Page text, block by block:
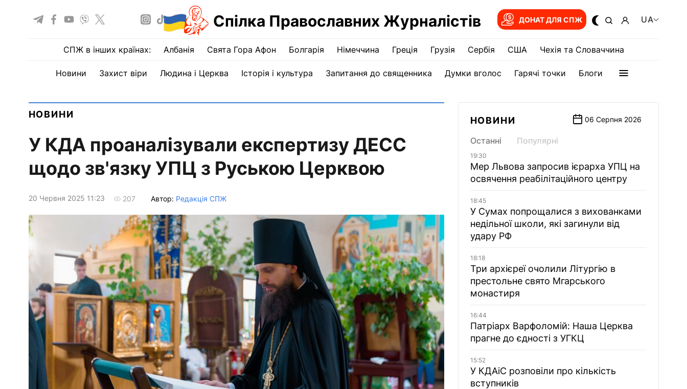
Спілка Православних Журналістів ДОНАТ ДЛЯ СПЖ UA
СПЖ в інших країнах: Албанія Свята Гора Афон Болгарія Німеччина Греція Грузія Сербія США Чехія та Словаччина
Новини Захист віри Людина і Церква Історія і культура Запитання до священника Думки вголос Гарячі точки Блоги
НОВИНИ
У КДА проаналізували експертизу ДЕСС
щодо зв'язку УПЦ з Руською Церквою
20 Червня 2025 11:23 207 Автор: Редакція СПЖ
НОВИНИ 06 Серпня 2026
Останні Популярні
19:30
Мер Львова запросив ієрарха УПЦ на
освячення реабілітаційного центру
18:45
У Сумах попрощалися з вихованками
недільної школи, які загинули від
удару РФ
18:18
Три архієреї очолили Літургію в
престольне свято Мгарського
монастиря
16:44
Патріарх Варфоломій: Наша Церква
прагне до єдності з УГКЦ
15:52
У КДАіС розповіли про кількість
вступників